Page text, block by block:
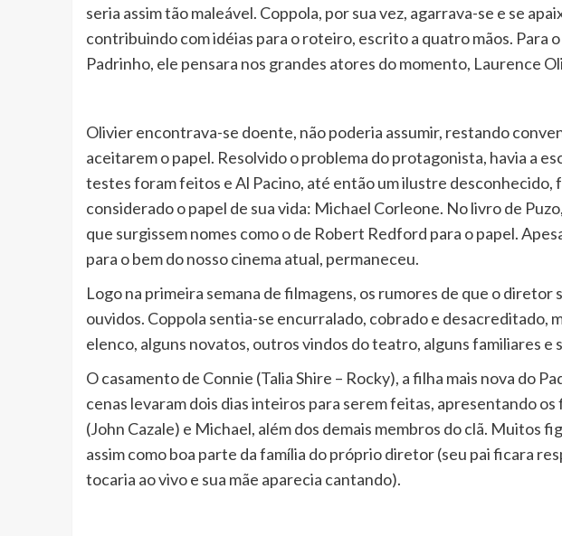
seria assim tão maleável. Coppola, por sua vez, agarrava-se e se
contribuindo com idéias para o roteiro, escrito a quatro mãos. Para
Padrinho, ele pensara nos grandes atores do momento, Laurence
Olivier encontrava-se doente, não poderia assumir, restando
aceitarem o papel. Resolvido o problema do protagonista, havia a
testes foram feitos e Al Pacino, até então um ilustre desconhecido,
considerado o papel de sua vida: Michael Corleone. No livro de
que surgissem nomes como o de Robert Redford para o papel.
para o bem do nosso cinema atual, permaneceu.
Logo na primeira semana de filmagens, os rumores de que o diretor
ouvidos. Coppola sentia-se encurralado, cobrado e desacreditado,
elenco, alguns novatos, outros vindos do teatro, alguns familiares e
O casamento de Connie (Talia Shire – Rocky), a filha mais nova do
cenas levaram dois dias inteiros para serem feitas, apresentando os
(John Cazale) e Michael, além dos demais membros do clã. Muitos
assim como boa parte da família do próprio diretor (seu pai ficara
tocaria ao vivo e sua mãe aparecia cantando).